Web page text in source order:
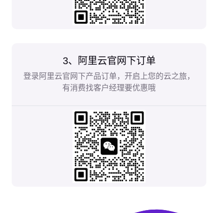
3、阿里云官网下订单
登录阿里云官网下产品订单，开启上您的云之旅，
有消费找客户经理要优惠哦